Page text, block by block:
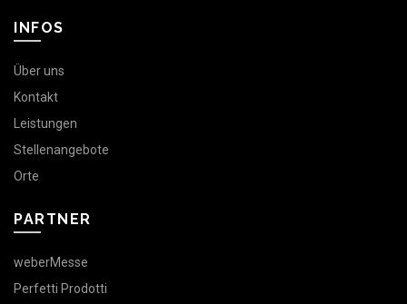
INFOS
Über uns
Kontakt
Leistungen
Stellenangebote
Orte
PARTNER
weberMesse
Perfetti Prodotti